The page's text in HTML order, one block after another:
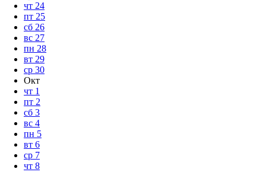
чт 24
пт 25
сб 26
вс 27
пн 28
вт 29
ср 30
Окт
чт 1
пт 2
сб 3
вс 4
пн 5
вт 6
ср 7
чт 8